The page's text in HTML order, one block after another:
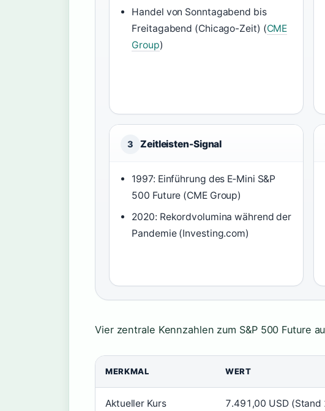
Handel von Sonntagabend bis
Freitagabend (Chicago-Zeit) (CME
Group)
3 Zeitleisten-Signal
1997: Einführung des E‑Mini S&P
500 Future (CME Group)
2020: Rekordvolumina während der
Pandemie (Investing.com)
Vier zentrale Kennzahlen zum S&P 500 Future
MERKMAL WERT
Aktueller Kurs 7.491,00 USD (Stand